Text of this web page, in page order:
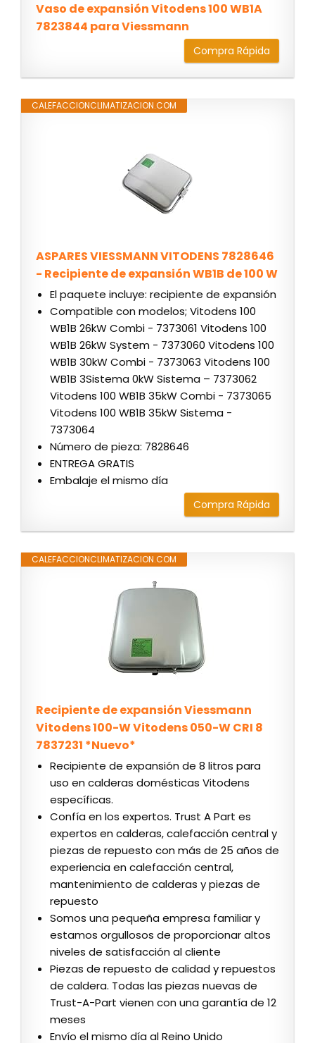
Vaso de expansión Vitodens 100 WB1A
7823844 para Viessmann
Compra Rápida
CALEFACCIONCLIMATIZACION.COM
ASPARES VIESSMANN VITODENS 7828646
- Recipiente de expansión WB1B de 100 W
El paquete incluye: recipiente de expansión
Compatible con modelos; Vitodens 100
WB1B 26kW Combi - 7373061 Vitodens 100
WB1B 26kW System - 7373060 Vitodens 100
WB1B 30kW Combi - 7373063 Vitodens 100
WB1B 3Sistema 0kW Sistema – 7373062
Vitodens 100 WB1B 35kW Combi - 7373065
Vitodens 100 WB1B 35kW Sistema -
7373064
Número de pieza: 7828646
ENTREGA GRATIS
Embalaje el mismo día
Compra Rápida
CALEFACCIONCLIMATIZACION.COM
Recipiente de expansión Viessmann
Vitodens 100-W Vitodens 050-W CRI 8
7837231 *Nuevo*
Recipiente de expansión de 8 litros para
uso en calderas domésticas Vitodens
específicas.
Confía en los expertos. Trust A Part es
expertos en calderas, calefacción central y
piezas de repuesto con más de 25 años de
experiencia en calefacción central,
mantenimiento de calderas y piezas de
repuesto
Somos una pequeña empresa familiar y
estamos orgullosos de proporcionar altos
niveles de satisfacción al cliente
Piezas de repuesto de calidad y repuestos
de caldera. Todas las piezas nuevas de
Trust-A-Part vienen con una garantía de 12
meses
Envío el mismo día al Reino Unido